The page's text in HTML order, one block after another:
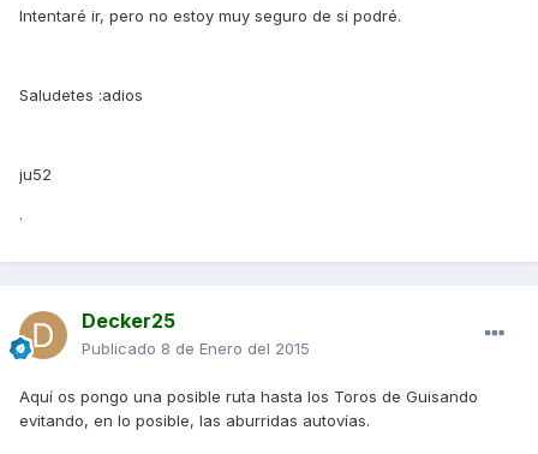
Intentaré ir, pero no estoy muy seguro de si podré.
Saludetes :adios
ju52
.
Decker25
Publicado 8 de Enero del 2015
Aquí os pongo una posible ruta hasta los Toros de Guisando
evitando, en lo posible, las aburridas autovías.